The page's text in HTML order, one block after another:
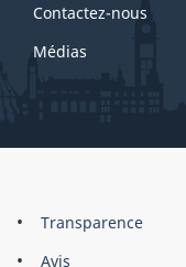
Contactez-nous
Médias
About
this
Brand
Transparence
Avis